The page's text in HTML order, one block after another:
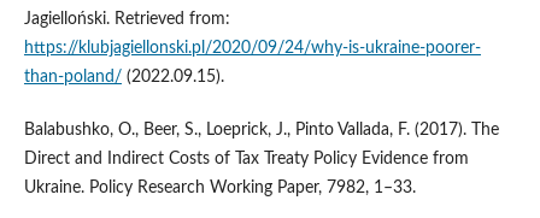
Jagielloński. Retrieved from:
https://klubjagiellonski.pl/2020/09/24/why-is-ukraine-poorer-
than-poland/(2022.09.15).
Balabushko, O., Beer, S., Loeprick, J., Pinto Vallada, F. (2017). The
Direct and Indirect Costs of Tax Treaty Policy Evidence from
Ukraine. Policy Research Working Paper, 7982, 1–33.